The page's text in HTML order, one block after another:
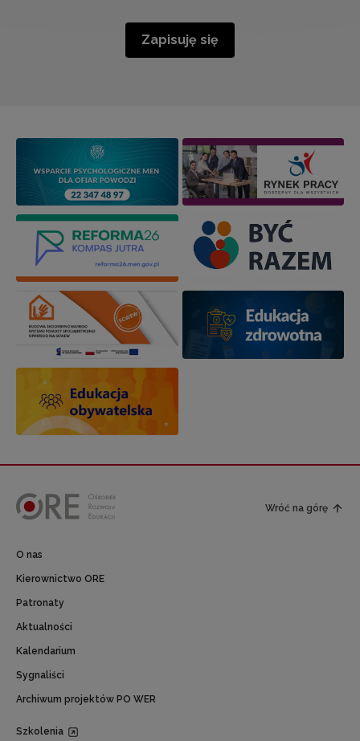
Zapisuję się
Wróć na górę
O nas
Kierownictwo ORE
Patronaty
Aktualności
Kalendarium
Sygnaliści
Archiwum projektów PO WER
Szkolenia